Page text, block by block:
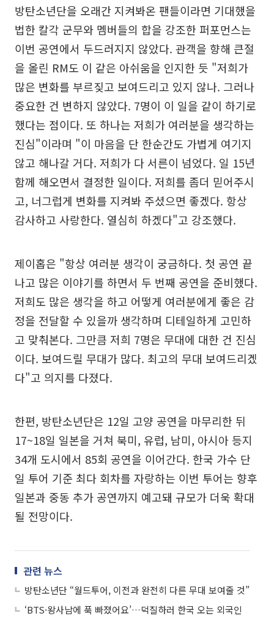
방탄소년단을 오래간 지켜봐온 팬들이라면 기대했을
법한 칼각 군무와 멤버들의 합을 강조한 퍼포먼스는
이번 공연에서 두드러지지 않았다. 관객을 향해 큰절
을 올린 RM도 이 같은 아쉬움을 인지한 듯 "저희가
많은 변화를 부르짖고 보여드리고 있지 않나. 그러나
중요한 건 변하지 않았다. 7명이 이 일을 같이 하기로
했다는 점이다. 또 하나는 저희가 여러분을 생각하는
진심"이라며 "이 마음을 단 한순간도 가볍게 여기지
않고 해나갈 거다. 저희가 다 서른이 넘었다. 일 15년
함께 해오면서 결정한 일이다. 저희를 좀더 믿어주시
고, 너그럽게 변화를 지켜봐 주셨으면 좋겠다. 항상
감사하고 사랑한다. 열심히 하겠다"고 강조했다.
제이홉은 "항상 여러분 생각이 궁금하다. 첫 공연 끝
나고 많은 이야기를 하면서 두 번째 공연을 준비했다.
저희도 많은 생각을 하고 어떻게 여러분에게 좋은 감
정을 전달할 수 있을까 생각하며 디테일하게 고민하
고 맞춰본다. 그만큼 저희 7명은 무대에 대한 건 진심
이다. 보여드릴 무대가 많다. 최고의 무대 보여드리겠
다"고 의지를 다졌다.
한편, 방탄소년단은 12일 고양 공연을 마무리한 뒤
17~18일 일본을 거쳐 북미, 유럽, 남미, 아시아 등지
34개 도시에서 85회 공연을 이어간다. 한국 가수 단
일 투어 기준 최다 회차를 자랑하는 이번 투어는 향후
일본과 중동 추가 공연까지 예고돼 규모가 더욱 확대
될 전망이다.
관련 뉴스
방탄소년단 “월드투어, 이전과 완전히 다른 무대 보여줄 것”
‘BTS·왕사남에 푹 빠졌어요’…덕질하러 한국 오는 외국인